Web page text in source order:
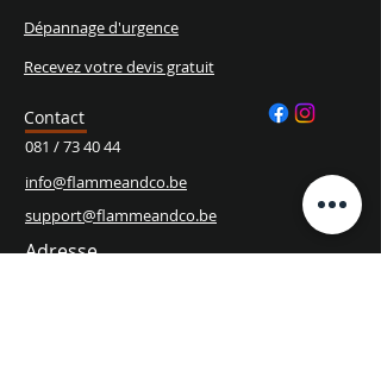
Dépannage d'urgence
Recevez votre devis gratuit
Contact
081 / 73 40 44
Adresse
info@flammeandco.be
support@flammeandco.be